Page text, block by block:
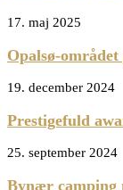
17. maj 2025
Opalsø-
19. december 2024
Prestigefuld
25. september 2024
Bynær camping